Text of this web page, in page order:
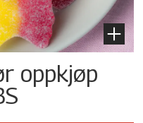
oppkjøp